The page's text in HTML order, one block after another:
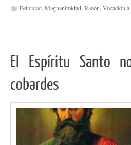
Felicidad,Magnanimidad,Razón,Vocación
El Espíritu Santo
cobardes